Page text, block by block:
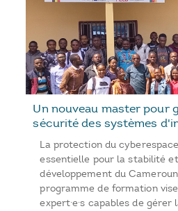
Un nouveau master pour
sécurité des systèmes
La protection du
essentielle pour la stabilité
développement du
programme de formation
expert·e·s capables de